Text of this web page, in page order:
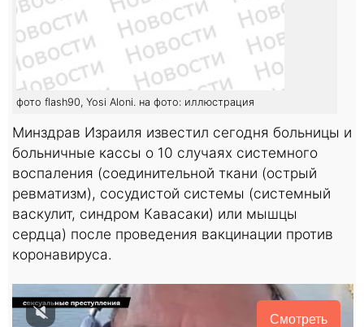
фото flash90, Yosi Aloni. на фото: иллюстрация
Минздрав Израиля известил сегодня больницы и
больничные кассы о 10 случаях системного
воспаления (соединительной ткани (острый
ревматизм), сосудистой системы (системный
васкулит, синдром Кавасаки) или мышцы
сердца) после проведения вакцинации против
коронавируса.
Смотреть